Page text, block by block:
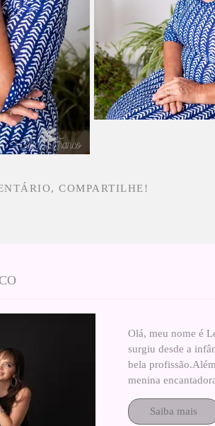
COMPARTILHE!
Olá, meu nome é
surgiu desde a
bela
menina
Saiba mais